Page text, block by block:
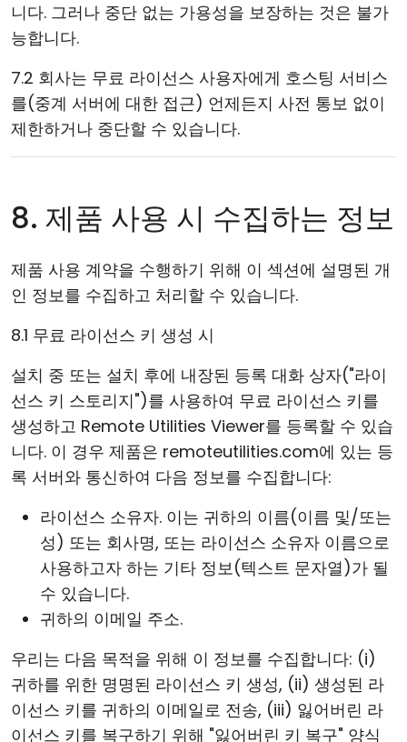
니다. 그러나 중단 없는 가용성을 보장하는 것은 불가
능합니다.
7.2 회사는 무료 라이선스 사용자에게 호스팅 서비스
를(중계 서버에 대한 접근) 언제든지 사전 통보 없이
제한하거나 중단할 수 있습니다.
8. 제품 사용 시 수집하는 정보
제품 사용 계약을 수행하기 위해 이 섹션에 설명된 개
인 정보를 수집하고 처리할 수 있습니다.
8.1 무료 라이선스 키 생성 시
설치 중 또는 설치 후에 내장된 등록 대화 상자("라이
선스 키 스토리지")를 사용하여 무료 라이선스 키를
생성하고 Remote Utilities Viewer를 등록할 수 있습
니다. 이 경우 제품은 remoteutilities.com에 있는 등
록 서버와 통신하여 다음 정보를 수집합니다:
라이선스 소유자. 이는 귀하의 이름(이름 및/또는
성) 또는 회사명, 또는 라이선스 소유자 이름으로
사용하고자 하는 기타 정보(텍스트 문자열)가 될
수 있습니다.
귀하의 이메일 주소.
우리는 다음 목적을 위해 이 정보를 수집합니다: (i)
귀하를 위한 명명된 라이선스 키 생성, (ii) 생성된 라
이선스 키를 귀하의 이메일로 전송, (iii) 잃어버린 라
이선스 키를 복구하기 위해 "잃어버린 키 복구" 양식